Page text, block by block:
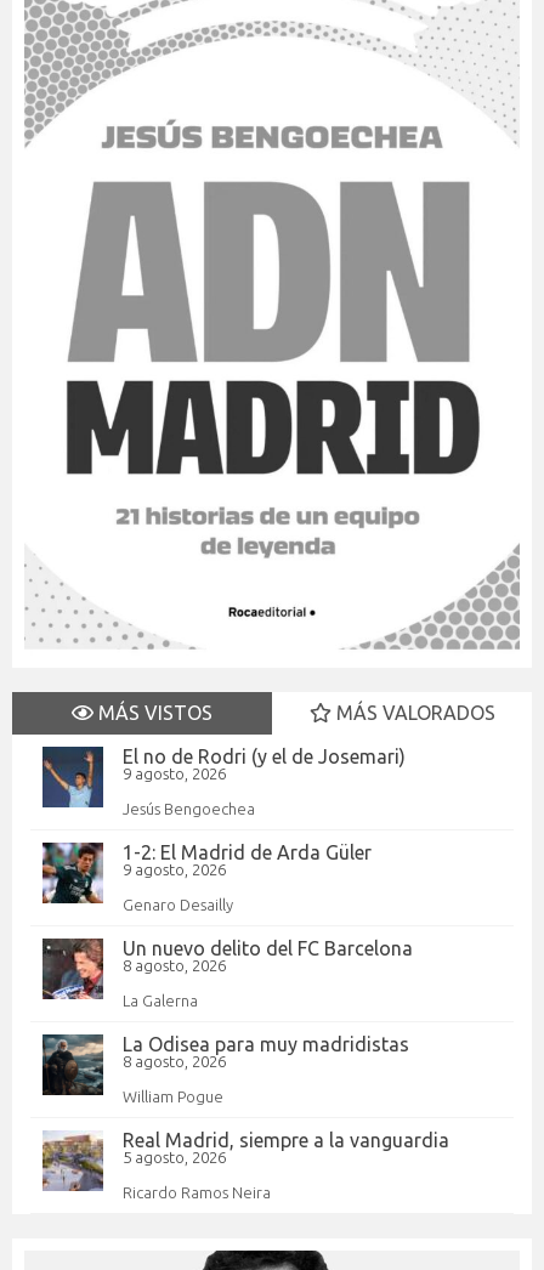
MÁS VISTOS
MÁS VALORADOS
El no de Rodri (y el de Josemari)
9 agosto, 2026
Jesús Bengoechea
1-2: El Madrid de Arda Güler
9 agosto, 2026
Genaro Desailly
Un nuevo delito del FC Barcelona
8 agosto, 2026
La Galerna
La Odisea para muy madridistas
8 agosto, 2026
William Pogue
Real Madrid, siempre a la vanguardia
5 agosto, 2026
Ricardo Ramos Neira